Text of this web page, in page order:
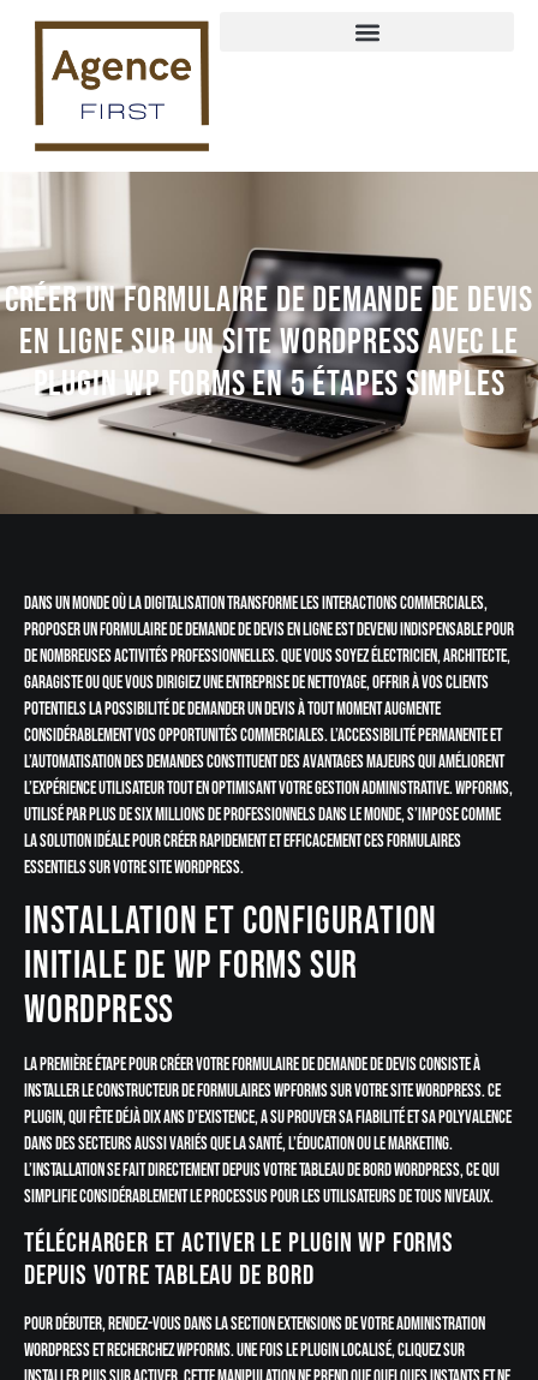
Créer un formulaire de demande de devis
en ligne sur un site WordPress avec le
plugin WP Forms en 5 étapes simples
Dans un monde où la digitalisation transforme les interactions commerciales,
proposer un formulaire de demande de devis en ligne est devenu indispensable pour
de nombreuses activités professionnelles. Que vous soyez électricien, architecte,
garagiste ou que vous dirigiez une entreprise de nettoyage, offrir à vos clients
potentiels la possibilité de demander un devis à tout moment augmente
considérablement vos opportunités commerciales. L’accessibilité permanente et
l’automatisation des demandes constituent des avantages majeurs qui améliorent
l’expérience utilisateur tout en optimisant votre gestion administrative. WPForms,
utilisé par plus de six millions de professionnels dans le monde, s’impose comme
la solution idéale pour créer rapidement et efficacement ces formulaires
essentiels sur votre site WordPress.
Installation et configuration
initiale de WP Forms sur
WordPress
La première étape pour créer votre formulaire de demande de devis consiste à
installer le constructeur de formulaires WPForms sur votre site WordPress. Ce
plugin, qui fête déjà dix ans d’existence, a su prouver sa fiabilité et sa polyvalence
dans des secteurs aussi variés que la santé, l’éducation ou le marketing.
L’installation se fait directement depuis votre tableau de bord WordPress, ce qui
simplifie considérablement le processus pour les utilisateurs de tous niveaux.
Télécharger et activer le plugin WP Forms
depuis votre tableau de bord
Pour débuter, rendez-vous dans la section Extensions de votre administration
WordPress et recherchez WPForms. Une fois le plugin localisé, cliquez sur